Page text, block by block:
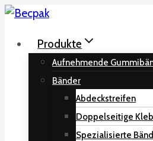
Zum
springenProdukte
Aufnehmende
Bänder
Abdeckstreifen
Doppelseitige
Spezialisierte